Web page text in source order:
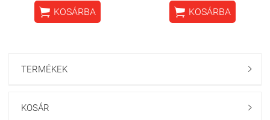
 KOSÁRBA  KOSÁRBA
TERMÉKEK 
KOSÁR 